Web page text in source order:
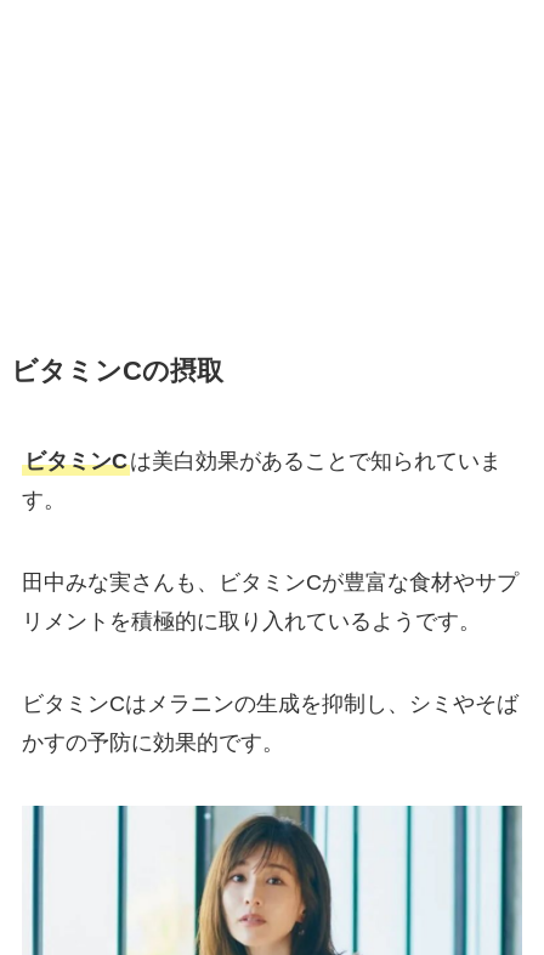
ビタミンCの摂取
ビタミンCは美白効果があることで知られていま
す。
田中みな実さんも、ビタミンCが豊富な食材やサプ
リメントを積極的に取り入れているようです。
ビタミンCはメラニンの生成を抑制し、シミやそば
かすの予防に効果的です。